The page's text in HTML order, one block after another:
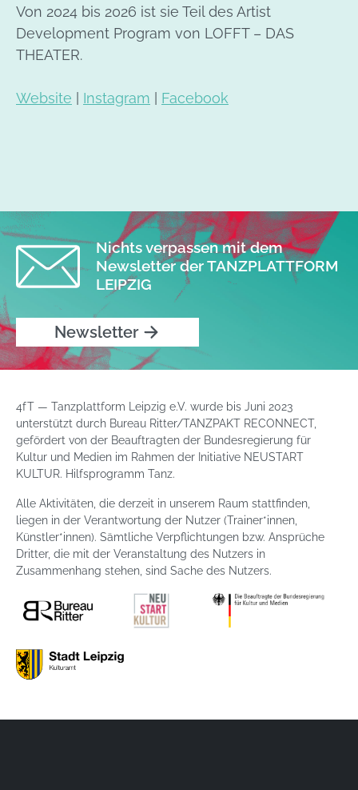
Von 2024 bis 2026 ist sie Teil des Artist
Development Program von LOFFT – DAS
THEATER.
Website Instagram Facebook
Nichts verpassen mit dem
Newsletter der TANZPLATTFORM
LEIPZIG
Newsletter
4fT — Tanzplattform Leipzig e.V. wurde bis Juni 2023
unterstützt durch Bureau Ritter/TANZPAKT RECONNECT,
gefördert von der Beauftragten der Bundesregierung für
Kultur und Medien im Rahmen der Initiative NEUSTART
KULTUR. Hilfsprogramm Tanz.
Alle Aktivitäten, die derzeit in unserem Raum stattfinden,
liegen in der Verantwortung der Nutzer (Trainer*innen,
Künstler*innen). Sämtliche Verpflichtungen bzw. Ansprüche
Dritter, die mit der Veranstaltung des Nutzers in
Zusammenhang stehen, sind Sache des Nutzers.